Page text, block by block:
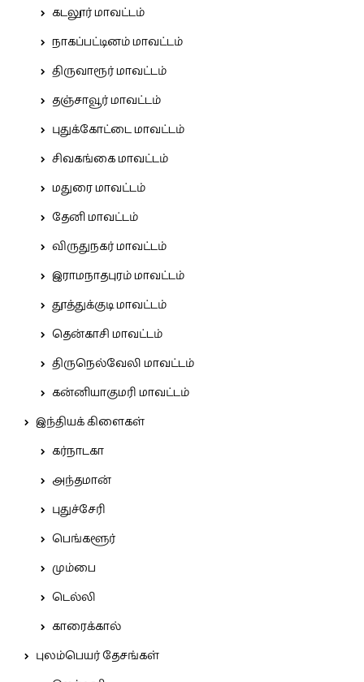
கடலூர் மாவட்டம்
நாகப்பட்டினம் மாவட்டம்
திருவாரூர் மாவட்டம்
தஞ்சாவூர் மாவட்டம்
புதுக்கோட்டை மாவட்டம்
சிவகங்கை மாவட்டம்
மதுரை மாவட்டம்
தேனி மாவட்டம்
விருதுநகர் மாவட்டம்
இராமநாதபுரம் மாவட்டம்
தூத்துக்குடி மாவட்டம்
தென்காசி மாவட்டம்
திருநெல்வேலி மாவட்டம்
கன்னியாகுமரி மாவட்டம்
இந்தியக் கிளைகள்
கர்நாடகா
அந்தமான்
புதுச்சேரி
பெங்களூர்
மும்பை
டெல்லி
காரைக்கால்
புலம்பெயர் தேசங்கள்